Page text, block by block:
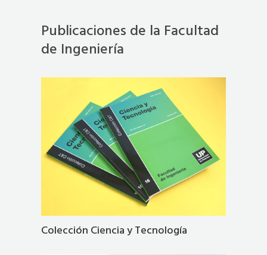
Publicaciones de la Facultad
de Ingeniería
Colección Ciencia y Tecnología